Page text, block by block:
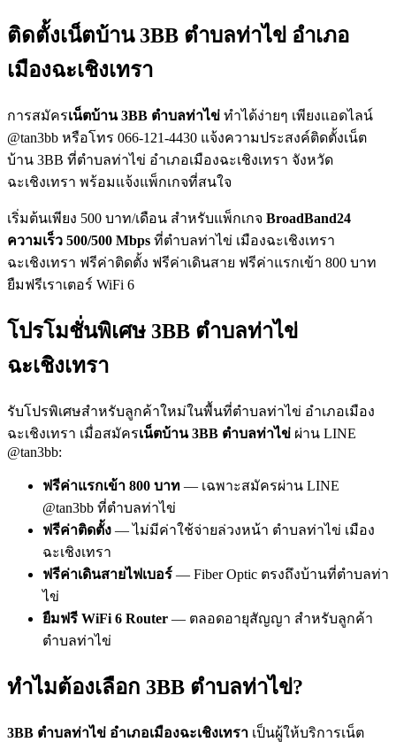
ติดตั้งเน็ตบ้าน 3BB ตำบลท่าไข่ อำเภอ
เมืองฉะเชิงเทรา
การสมัครเน็ตบ้าน 3BB ตำบลท่าไข่ ทำได้ง่ายๆ เพียงแอดไลน์
@tan3bb หรือโทร 066-121-4430 แจ้งความประสงค์ติดตั้งเน็ต
บ้าน 3BB ที่ตำบลท่าไข่ อำเภอเมืองฉะเชิงเทรา จังหวัด
ฉะเชิงเทรา พร้อมแจ้งแพ็กเกจที่สนใจ
เริ่มต้นเพียง 500 บาท/เดือน สำหรับแพ็กเกจ BroadBand24
ความเร็ว 500/500 Mbps ที่ตำบลท่าไข่ เมืองฉะเชิงเทรา
ฉะเชิงเทรา ฟรีค่าติดตั้ง ฟรีค่าเดินสาย ฟรีค่าแรกเข้า 800 บาท
ยืมฟรีเราเตอร์ WiFi 6
โปรโมชั่นพิเศษ 3BB ตำบลท่าไข่
ฉะเชิงเทรา
รับโปรพิเศษสำหรับลูกค้าใหม่ในพื้นที่ตำบลท่าไข่ อำเภอเมือง
ฉะเชิงเทรา เมื่อสมัครเน็ตบ้าน 3BB ตำบลท่าไข่ ผ่าน LINE
@tan3bb:
ฟรีค่าแรกเข้า 800 บาท — เฉพาะสมัครผ่าน LINE
@tan3bb ที่ตำบลท่าไข่
ฟรีค่าติดตั้ง — ไม่มีค่าใช้จ่ายล่วงหน้า ตำบลท่าไข่ เมือง
ฉะเชิงเทรา
ฟรีค่าเดินสายไฟเบอร์ — Fiber Optic ตรงถึงบ้านที่ตำบลท่า
ไข่
ยืมฟรี WiFi 6 Router — ตลอดอายุสัญญา สำหรับลูกค้า
ตำบลท่าไข่
ทำไมต้องเลือก 3BB ตำบลท่าไข่?
3BB ตำบลท่าไข่ อำเภอเมืองฉะเชิงเทรา เป็นผู้ให้บริการเน็ต